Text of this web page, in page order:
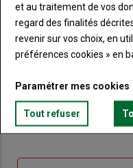
Body
Connectez-vous
de
Lien
un
nouveau
compte"
Créer
"Réinitialiser
votre
mot
de
Lien
"Je
me
Je
et au traitement de vos
regard des finalités
revenir sur vos choix, en
préférences cookies » en
Paramétrer mes cookies
Tout refuser